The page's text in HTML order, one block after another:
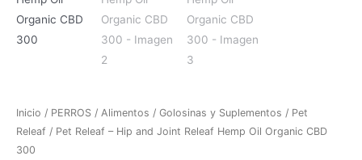
Inicio / PERROS / Alimentos / Golosinas y Suplementos / Pet
Releaf / Pet Releaf – Hip and Joint Releaf Hemp Oil Organic CBD
300